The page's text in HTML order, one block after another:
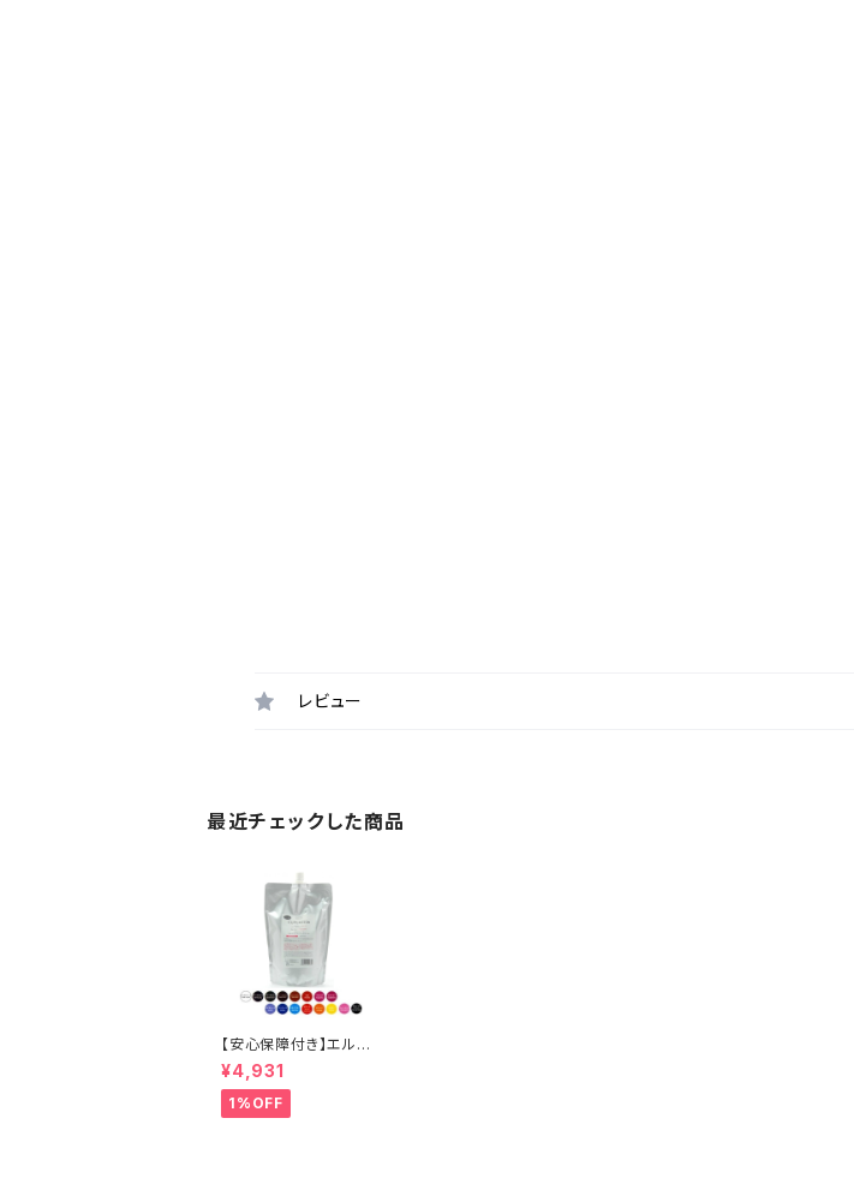
レビュー
最近チェックした商品
【安心保障付き】エルコ
ス（ELLCOS） キュプア
スカラーバター 700g
【16色から選べる】 トリ
ートメントカラー カラー
¥4,931
1%OFF